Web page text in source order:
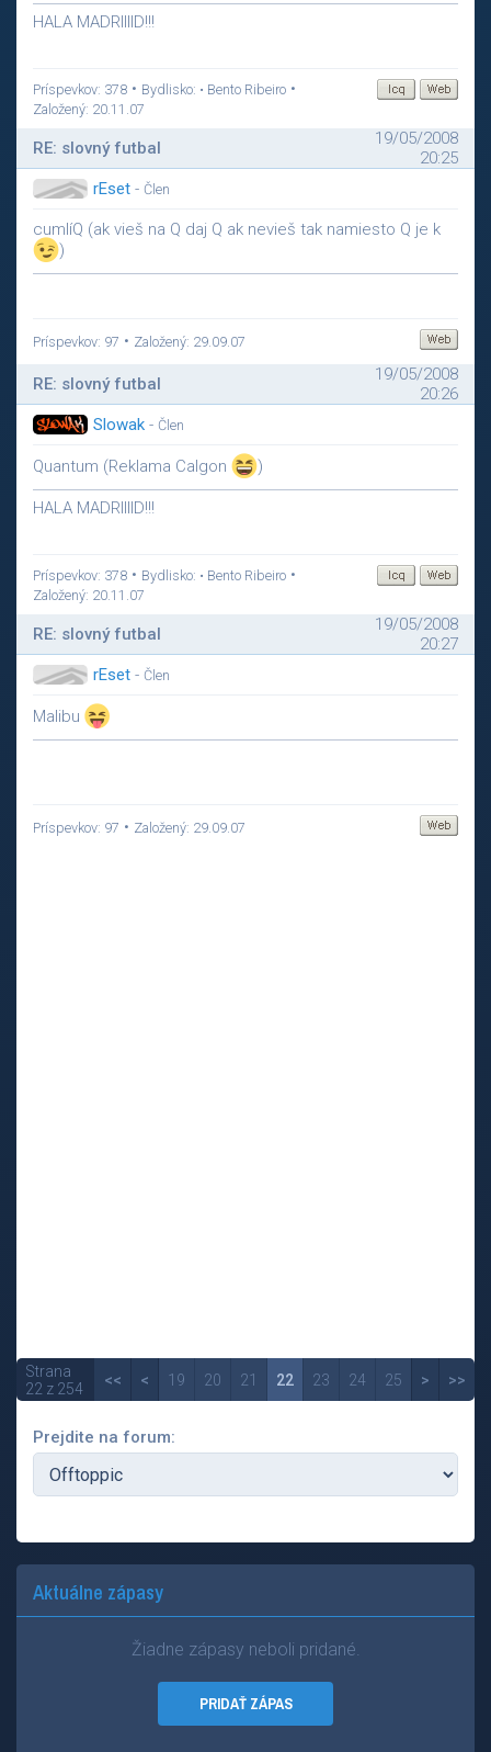
HALA MADRIIIID!!!
Príspevkov: 378 • Bydlisko: • Bento Ribeiro •
Založený: 20.11.07
RE: slovný futbal
19/05/2008
20:25
rEset - Člen
cumlíQ (ak vieš na Q daj Q ak nevieš tak namiesto Q je k
)
Príspevkov: 97 • Založený: 29.09.07
RE: slovný futbal
19/05/2008
20:26
Slowak - Člen
Quantum (Reklama Calgon )
HALA MADRIIIID!!!
Príspevkov: 378 • Bydlisko: • Bento Ribeiro •
Založený: 20.11.07
RE: slovný futbal
19/05/2008
20:27
rEset - Člen
Malibu
Príspevkov: 97 • Založený: 29.09.07
Strana
22 z 254
<< < 19 20 21 22 23 24 25 > >>
Prejdite na forum:
Aktuálne zápasy
Žiadne zápasy neboli pridané.
PRIDAŤ ZÁPAS